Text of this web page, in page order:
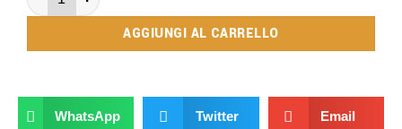
AGGIUNGI AL CARRELLO
WhatsApp Twitter Email